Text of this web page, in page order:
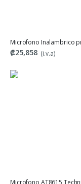
₡25,858 (i.v.a)